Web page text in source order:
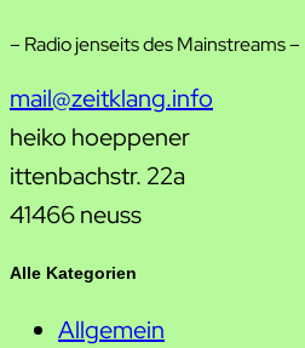
– Radio jenseits des Mainstreams –
mail@zeitklang.info
heiko hoeppener
ittenbachstr. 22a
41466 neuss
Alle Kategorien
Allgemein